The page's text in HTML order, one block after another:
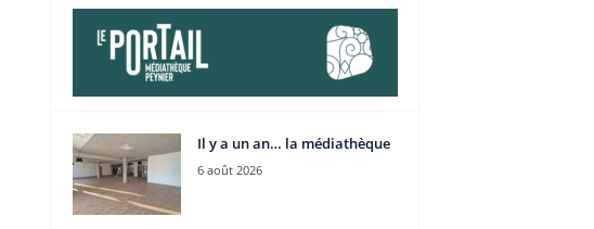
Il y a un an… la médiathèque
6 août 2026